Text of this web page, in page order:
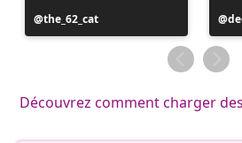
Publication
publiée
the_62_cat
par
Découvrez comment charger